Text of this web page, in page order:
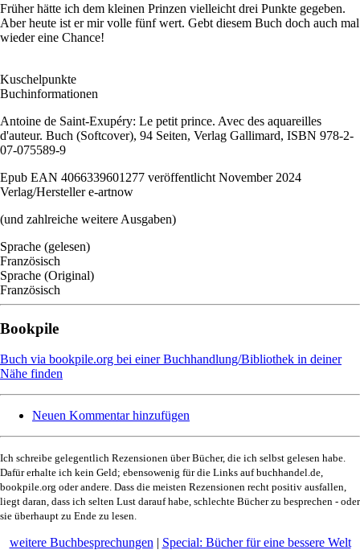
Früher hätte ich dem kleinen Prinzen vielleicht drei Punkte gegeben.
Aber heute ist er mir volle fünf wert. Gebt diesem Buch doch auch mal
wieder eine Chance!
Kuschelpunkte
Buchinformationen
Antoine de Saint-Exupéry: Le petit prince. Avec des aquareilles
d'auteur. Buch (Softcover), 94 Seiten, Verlag Gallimard, ISBN 978-2-
07-075589-9
Epub EAN 4066339601277 veröffentlicht November 2024
Verlag/Hersteller e-artnow
(und zahlreiche weitere Ausgaben)
Sprache (gelesen)
Französisch
Sprache (Original)
Französisch
Bookpile
Buch via bookpile.org bei einer Buchhandlung/Bibliothek in deiner
Nähe finden
Neuen Kommentar hinzufügen
Ich schreibe gelegentlich Rezensionen über Bücher, die ich selbst gelesen habe.
Dafür erhalte ich kein Geld; ebensowenig für die Links auf buchhandel.de,
bookpile.org oder andere. Dass die meisten Rezensionen recht positiv ausfallen,
liegt daran, dass ich selten Lust darauf habe, schlechte Bücher zu besprechen - oder
sie überhaupt zu Ende zu lesen.
weitere Buchbesprechungen | Special: Bücher für eine bessere Welt